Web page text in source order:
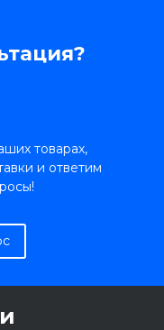
товарах,
и ответим